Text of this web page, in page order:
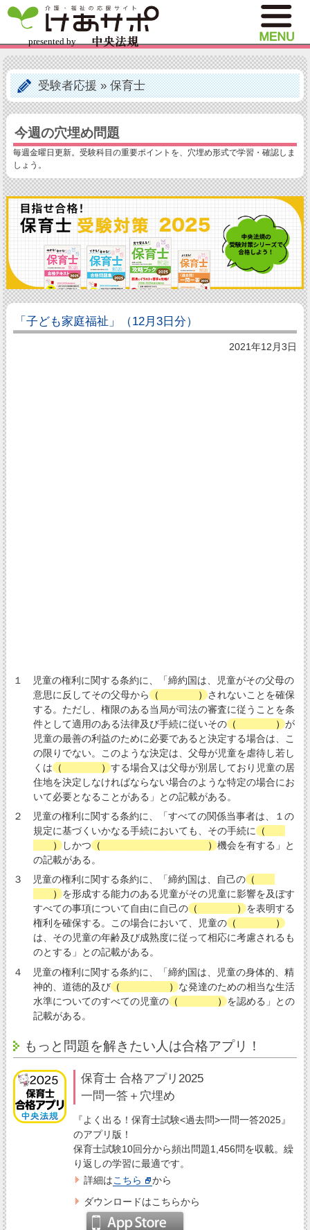
受験者応援»保育士
今週の穴埋め問題
毎週金曜日更新。受験科目の重要ポイントを、穴埋め形式で学習・確認しま
しょう。
「子ども家庭福祉」（12月3日分）
2021年12月3日
１ 児童の権利に関する条約に、「締約国は、児童がその父母の
意思に反してその父母から（ ）されないことを確保
する。ただし、権限のある当局が司法の審査に従うことを条
件として適用のある法律及び手続に従いその（ ）が
児童の最善の利益のために必要であると決定する場合は、こ
の限りでない。このような決定は、父母が児童を虐待し若し
くは（ ）する場合又は父母が別居しており児童の居
住地を決定しなければならない場合のような特定の場合にお
いて必要となることがある」との記載がある。
２ 児童の権利に関する条約に、「すべての関係当事者は、１の
規定に基づくいかなる手続においても、その手続に（
）しかつ（ ）機会を有する」と
の記載がある。
３ 児童の権利に関する条約に、「締約国は、自己の（
）を形成する能力のある児童がその児童に影響を及ぼす
すべての事項について自由に自己の（ ）を表明する
権利を確保する。この場合において、児童の（
）
は、その児童の年齢及び成熟度に従って相応に考慮されるも
のとする」との記載がある。
４ 児童の権利に関する条約に、「締約国は、児童の身体的、精
神的、道徳的及び（ ）な発達のための相当な生活
水準についてのすべての児童の（ ）を認める」との
記載がある。
もっと問題を解きたい人は合格アプリ！
保育士 合格アプリ2025
一問一答＋穴埋め
『よく出る！保育士試験<過去問>一問一答2025』
のアプリ版！
保育士試験10回分から頻出問題1,456問を収載。繰
り返しの学習に最適です。
詳細はこちら
から
ダウンロードはこちらから